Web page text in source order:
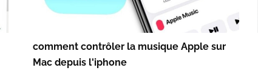
comment contrôler la musique Apple sur
Mac depuis l'iphone